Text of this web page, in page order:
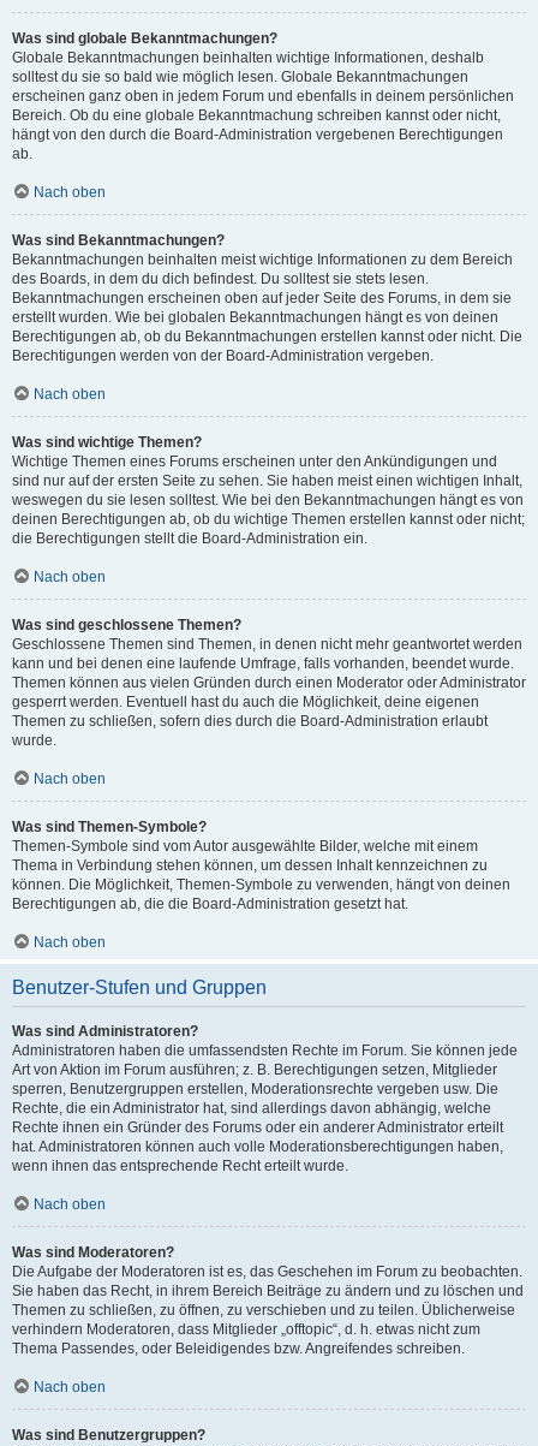
Was sind globale Bekanntmachungen?
Globale Bekanntmachungen beinhalten wichtige Informationen, deshalb
solltest du sie so bald wie möglich lesen. Globale Bekanntmachungen
erscheinen ganz oben in jedem Forum und ebenfalls in deinem persönlichen
Bereich. Ob du eine globale Bekanntmachung schreiben kannst oder nicht,
hängt von den durch die Board-Administration vergebenen Berechtigungen
ab.
Nach oben
Was sind Bekanntmachungen?
Bekanntmachungen beinhalten meist wichtige Informationen zu dem Bereich
des Boards, in dem du dich befindest. Du solltest sie stets lesen.
Bekanntmachungen erscheinen oben auf jeder Seite des Forums, in dem sie
erstellt wurden. Wie bei globalen Bekanntmachungen hängt es von deinen
Berechtigungen ab, ob du Bekanntmachungen erstellen kannst oder nicht. Die
Berechtigungen werden von der Board-Administration vergeben.
Nach oben
Was sind wichtige Themen?
Wichtige Themen eines Forums erscheinen unter den Ankündigungen und
sind nur auf der ersten Seite zu sehen. Sie haben meist einen wichtigen Inhalt,
weswegen du sie lesen solltest. Wie bei den Bekanntmachungen hängt es von
deinen Berechtigungen ab, ob du wichtige Themen erstellen kannst oder nicht;
die Berechtigungen stellt die Board-Administration ein.
Nach oben
Was sind geschlossene Themen?
Geschlossene Themen sind Themen, in denen nicht mehr geantwortet werden
kann und bei denen eine laufende Umfrage, falls vorhanden, beendet wurde.
Themen können aus vielen Gründen durch einen Moderator oder Administrator
gesperrt werden. Eventuell hast du auch die Möglichkeit, deine eigenen
Themen zu schließen, sofern dies durch die Board-Administration erlaubt
wurde.
Nach oben
Was sind Themen-Symbole?
Themen-Symbole sind vom Autor ausgewählte Bilder, welche mit einem
Thema in Verbindung stehen können, um dessen Inhalt kennzeichnen zu
können. Die Möglichkeit, Themen-Symbole zu verwenden, hängt von deinen
Berechtigungen ab, die die Board-Administration gesetzt hat.
Nach oben
Benutzer-Stufen und Gruppen
Was sind Administratoren?
Administratoren haben die umfassendsten Rechte im Forum. Sie können jede
Art von Aktion im Forum ausführen; z. B. Berechtigungen setzen, Mitglieder
sperren, Benutzergruppen erstellen, Moderationsrechte vergeben usw. Die
Rechte, die ein Administrator hat, sind allerdings davon abhängig, welche
Rechte ihnen ein Gründer des Forums oder ein anderer Administrator erteilt
hat. Administratoren können auch volle Moderationsberechtigungen haben,
wenn ihnen das entsprechende Recht erteilt wurde.
Nach oben
Was sind Moderatoren?
Die Aufgabe der Moderatoren ist es, das Geschehen im Forum zu beobachten.
Sie haben das Recht, in ihrem Bereich Beiträge zu ändern und zu löschen und
Themen zu schließen, zu öffnen, zu verschieben und zu teilen. Üblicherweise
verhindern Moderatoren, dass Mitglieder „offtopic“, d. h. etwas nicht zum
Thema Passendes, oder Beleidigendes bzw. Angreifendes schreiben.
Nach oben
Was sind Benutzergruppen?